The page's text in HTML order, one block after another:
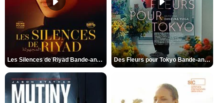
Les Silences de Riyad Bande-annonce VO STFR Des Fleurs pour Tokyo Bande-annonce VO STFR